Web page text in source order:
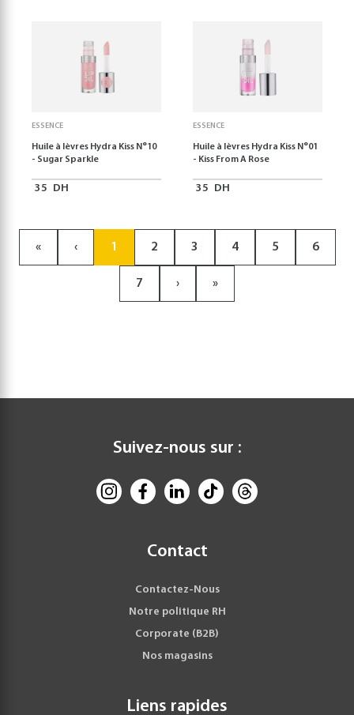
ESSENCE
Huile à lèvres Hydra Kiss N°10
- Sugar Sparkle
35 DH
ESSENCE
Huile à lèvres Hydra Kiss N°01
- Kiss From A Rose
35 DH
« ‹ 1 2 3 4 5 6
7 › »
Suivez-nous sur :
Contact
Contactez-Nous
Notre politique RH
Corporate (B2B)
Nos magasins
Liens rapides